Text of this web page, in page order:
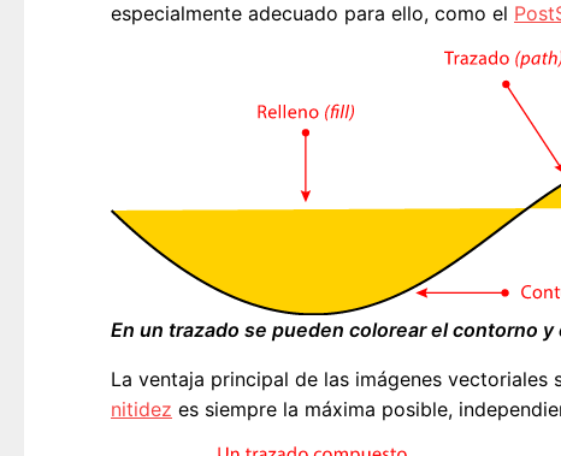
especialmente adecuado para ello, como el
En un trazado se pueden colorear el contorno y
La ventaja principal de las imágenes vectoriales
nitidez es siempre la máxima posible,